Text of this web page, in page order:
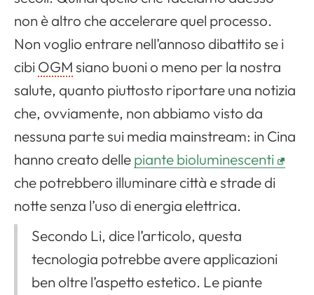
non è altro che accelerare quel processo.
Non voglio entrare nell’annoso dibattito se i
cibi OGMsiano buoni o meno per la nostra
salute, quanto piuttosto riportare una notizia
che, ovviamente, non abbiamo visto da
nessuna parte sui media mainstream: in Cina
hanno creato dellepiante bioluminescenti
che potrebbero illuminare città e strade di
notte senza l’uso di energia elettrica.
Secondo Li, dice l’articolo, questa
tecnologia potrebbe avere applicazioni
ben oltre l’aspetto estetico. Le piante